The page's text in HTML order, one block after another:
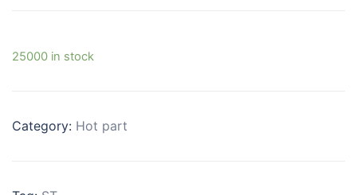
25000 in stock
Category: Hot part